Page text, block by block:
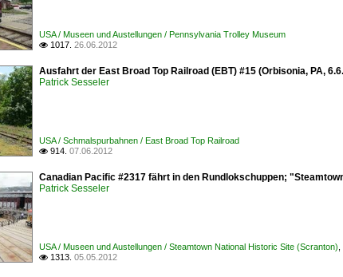
USA / Museen und Austellungen / Pennsylvania Trolley Museum
 1017. 26.06.2012
Ausfahrt der East Broad Top Railroad (EBT) #15 (Orbisonia, PA,
Patrick Sesseler
USA / Schmalspurbahnen / East Broad Top Railroad
 914. 07.06.2012
Canadian Pacific #2317 fährt in den Rundlokschuppen;
Patrick Sesseler
USA / Museen und Austellungen / Steamtown National Historic Site (Scranton)
 1313. 05.05.2012